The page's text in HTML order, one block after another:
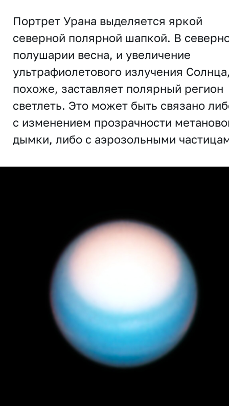
Портрет Урана выделяется яркой
северной полярной шапкой. В
полушарии весна, и увеличение
ультрафиолетового излучения
похоже, заставляет полярный регион
светлеть. Это может быть связано
с изменением прозрачности
дымки, либо с аэрозольными